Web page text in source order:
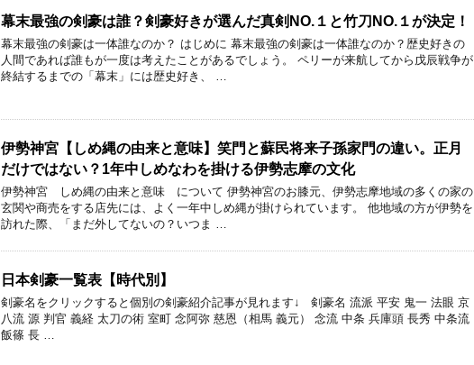
幕末最強の剣豪は誰？剣豪好きが選んだ真剣NO.１と竹刀NO.１が決定！
幕末最強の剣豪は一体誰なのか？ はじめに 幕末最強の剣豪は一体誰なのか？歴史好きの
人間であれば誰もが一度は考えたことがあるでしょう。 ペリーが来航してから戊辰戦争が
終結するまでの「幕末」には歴史好き、 …
伊勢神宮【しめ縄の由来と意味】笑門と蘇民将来子孫家門の違い。正月
だけではない？1年中しめなわを掛ける伊勢志摩の文化
伊勢神宮 しめ縄の由来と意味 について 伊勢神宮のお膝元、伊勢志摩地域の多くの家の
玄関や商売をする店先には、よく一年中しめ縄が掛けられています。 他地域の方が伊勢を
訪れた際、「まだ外してないの？いつま …
日本剣豪一覧表【時代別】
剣豪名をクリックすると個別の剣豪紹介記事が見れます↓ 剣豪名 流派 平安 鬼一 法眼 京
八流 源 判官 義経 太刀の術 室町 念阿弥 慈恩（相馬 義元） 念流 中条 兵庫頭 長秀 中条流
飯篠 長 …